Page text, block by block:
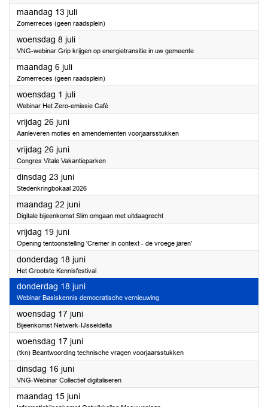
maandag 13 juli2026
Zomerreces (geen raadsplein)
woensdag 8 juli2026
VNG-webinar Grip krijgen op energietransitie in uw gemeente
maandag 6 juli2026
Zomerreces (geen raadsplein)
woensdag 1 juli2026
Webinar Het Zero-emissie Café
vrijdag 26 juni2026
Aanleveren moties en amendementen voorjaarsstukken
vrijdag 26 juni2026
Congres Vitale Vakantieparken
dinsdag 23 juni2026
Stedenkringbokaal 2026
maandag 22 juni2026
Digitale bijeenkomst Slim omgaan met uitdaagrecht
vrijdag 19 juni2026
Opening tentoonstelling 'Cremer in context - de vroege jaren'
donderdag 18 juni2026
Het Grootste Kennisfestival
donderdag 18 juni2026
Webinar Basiskennis democratische vernieuwing
woensdag 17 juni2026
Bijeenkomst Netwerk-IJsseldelta
woensdag 17 juni2026
(tkn) Beantwoording technische vragen voorjaarsstukken
dinsdag 16 juni2026
VNG-Webinar Collectief digitaliseren
maandag 15 juni2026